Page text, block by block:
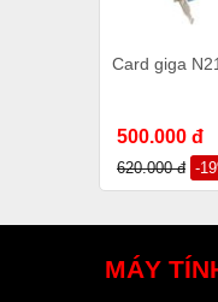
Card giga
500.000 đ
620.000 đ -
MÁY